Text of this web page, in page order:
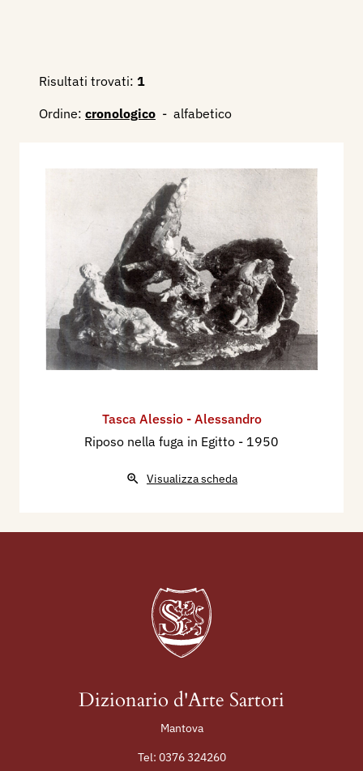
Risultati trovati: 1
Ordine: cronologico - alfabetico
Tasca Alessio - Alessandro
Riposo nella fuga in Egitto - 1950
Visualizza scheda
Dizionario d'Arte Sartori
Mantova
Tel: 0376 324260